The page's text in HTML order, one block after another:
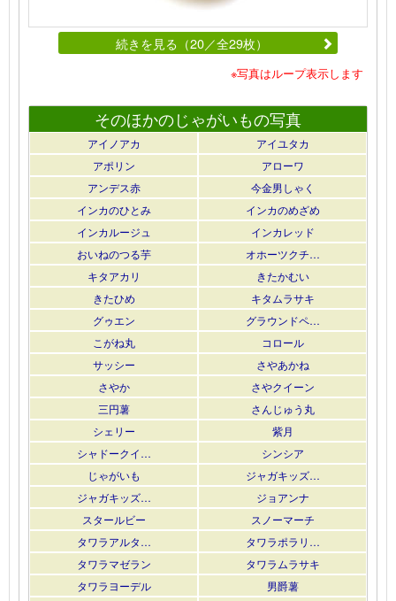
続きを見る（20／全29枚）
※写真はループ表示します
そのほかのじゃがいもの写真
アイノアカ
アイユタカ
アポリン
アローワ
アンデス赤
今金男しゃく
インカのひとみ
インカのめざめ
インカルージュ
インカレッド
おいねのつる芋
オホーツクチ…
キタアカリ
きたかむい
きたひめ
キタムラサキ
グゥエン
グラウンドペ…
こがね丸
コロール
サッシー
さやあかね
さやか
さやクイーン
三円薯
さんじゅう丸
シェリー
紫月
シャドークイ…
シンシア
じゃがいも
ジャガキッズ…
ジャガキッズ…
ジョアンナ
スタールビー
スノーマーチ
タワラアルタ…
タワラポラリ…
タワラマゼラン
タワラムラサキ
タワラヨーデル
男爵薯